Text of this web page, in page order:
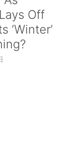
Off
‘Winter’